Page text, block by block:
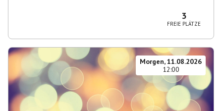
3
FREIE PLÄTZE
Morgen, 11.08.2026
12:00